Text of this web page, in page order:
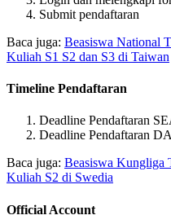
Submit pendaftaran
Baca juga: Beasiswa National
Kuliah S1 S2 dan S3 di Taiwan
Timeline Pendaftaran
Deadline Pendaftaran
Deadline Pendaftaran
Baca juga: Beasiswa Kungliga
Kuliah S2 di Swedia
Official Account